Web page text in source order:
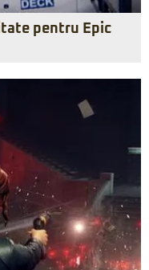
pentru Epic